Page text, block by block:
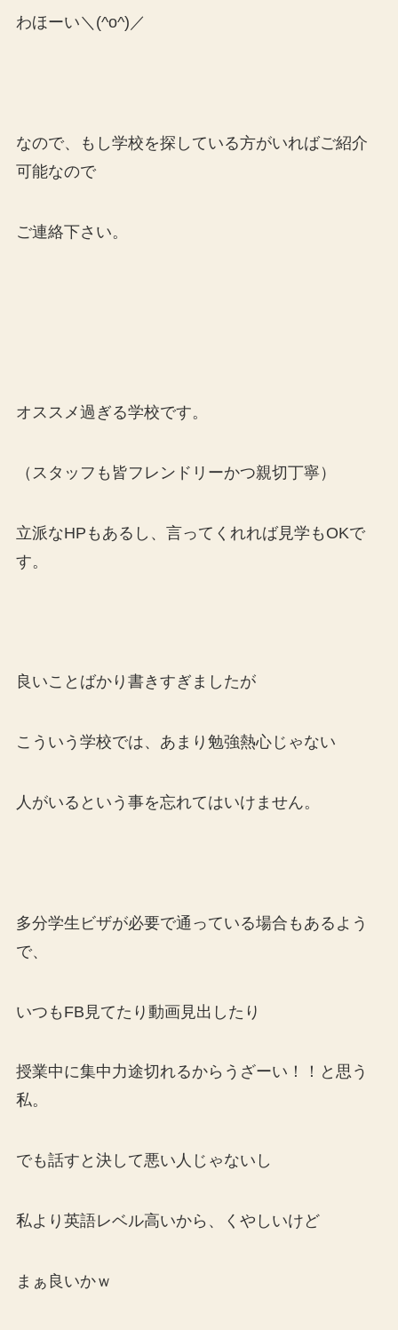
わほーい＼(^o^)／
なので、もし学校を探している方がいればご紹介
可能なので
ご連絡下さい。
オススメ過ぎる学校です。
（スタッフも皆フレンドリーかつ親切丁寧）
立派なHPもあるし、言ってくれれば見学もOKで
す。
良いことばかり書きすぎましたが
こういう学校では、あまり勉強熱心じゃない
人がいるという事を忘れてはいけません。
多分学生ビザが必要で通っている場合もあるよう
で、
いつもFB見てたり動画見出したり
授業中に集中力途切れるからうざーい！！と思う
私。
でも話すと決して悪い人じゃないし
私より英語レベル高いから、くやしいけど
まぁ良いかｗ